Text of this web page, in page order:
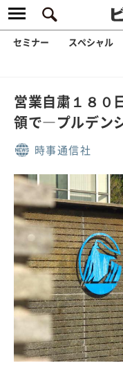
セミナー スペシャル
営業自粛１８０
領で―プルデン
時事通信社